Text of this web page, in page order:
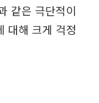
같은 극단적이
대해 크게 걱정